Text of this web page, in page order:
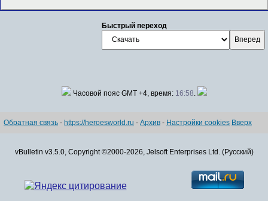
Быстрый переход
Часовой пояс GMT +4, время: 16:58.
Обратная связь - https://heroesworld.ru - Архив - Настройки cookies Вверх
vBulletin v3.5.0, Copyright ©2000-2026, Jelsoft Enterprises Ltd. (Русский)